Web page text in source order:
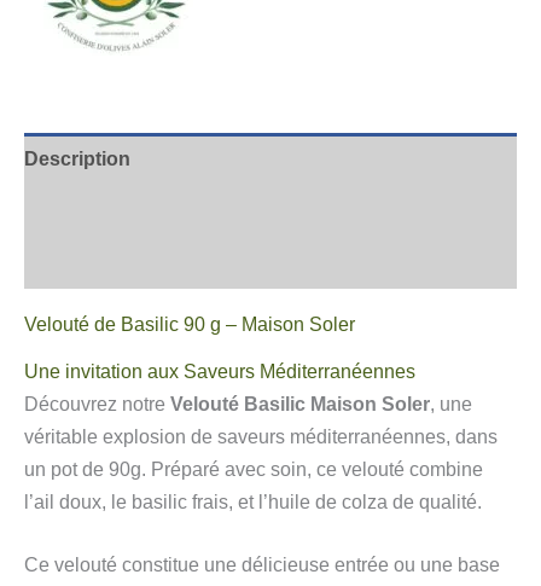
Description
Velouté de Basilic 90 g – Maison Soler
Une invitation aux Saveurs Méditerranéennes
Découvrez notre Velouté Basilic Maison Soler, une
véritable explosion de saveurs méditerranéennes, dans
un pot de 90g. Préparé avec soin, ce velouté combine
l’ail doux, le basilic frais, et l’huile de colza de qualité.
Ce velouté constitue une délicieuse entrée ou une base